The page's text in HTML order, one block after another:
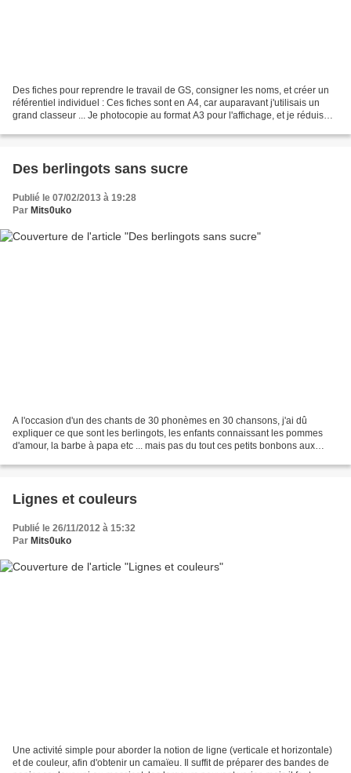
Des fiches pour reprendre le travail de GS, consigner les noms, et créer un
référentiel individuel : Ces fiches sont en A4, car auparavant j'utilisais un
grand classeur ... Je photocopie au format A3 pour l'affichage, et je réduis
Des berlingots sans sucre
Publié le 07/02/2013 à 19:28
Par Mits0uko
A l'occasion d'un des chants de 30 phonèmes en 30 chansons, j'ai dû
expliquer ce que sont les berlingots, les enfants connaissant les pommes
d'amour, la barbe à papa etc ... mais pas du tout ces petits bonbons aux
Lignes et couleurs
Publié le 26/11/2012 à 15:32
Par Mits0uko
Une activité simple pour aborder la notion de ligne (verticale et horizontale)
et de couleur, afin d'obtenir un camaïeu. Il suffit de préparer des bandes de